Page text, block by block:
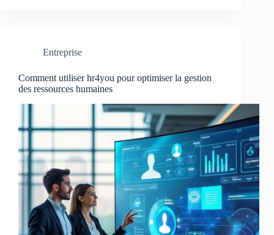
Entreprise
Comment utiliser hr4you pour optimiser la gestion
des ressources humaines